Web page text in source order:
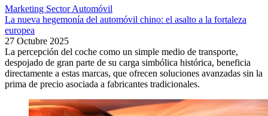
Marketing Sector Automóvil
La nueva hegemonía del automóvil chino: el asalto a la fortaleza
europea
27 Octubre 2025
La percepción del coche como un simple medio de transporte,
despojado de gran parte de su carga simbólica histórica, beneficia
directamente a estas marcas, que ofrecen soluciones avanzadas sin la
prima de precio asociada a fabricantes tradicionales.